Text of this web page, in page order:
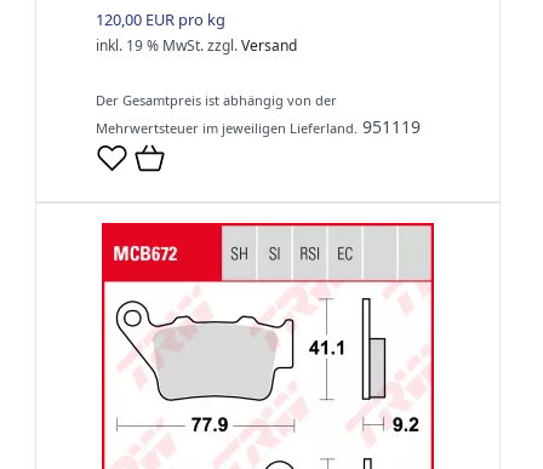
120,00 EUR pro kg
inkl. 19 % MwSt.zzgl.Versand
Der Gesamtpreis ist abhängig von der
Mehrwertsteuer im jeweiligen Lieferland. 951119